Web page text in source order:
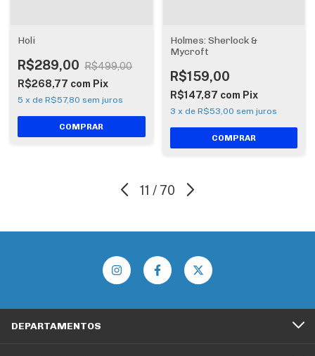
Holi
R$289,00 R$499,00
R$268,77 com Pix
5 x de R$57,80 sem juros
Holmes: Sherlock &
Mycroft
R$159,00
R$147,87 com Pix
3 x de R$53,00 sem juros
11 / 70
DEPARTAMENTOS